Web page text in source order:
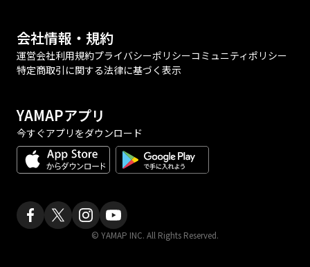
会社情報・規約
運営会社利用規約プライバシーポリシーコミュニティポリシー
特定商取引に関する法律に基づく表示
YAMAPアプリ
今すぐアプリをダウンロード
© YAMAP INC. All Rights Reserved.